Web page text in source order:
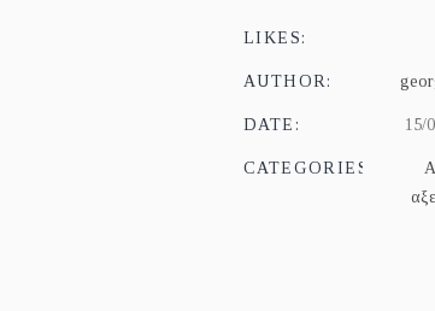
LIKES:
AUTHOR:
DATE: 15/
CATEGORIES: